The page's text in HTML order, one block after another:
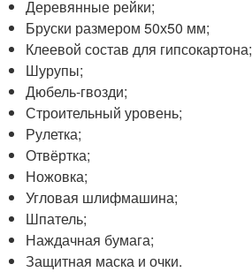
Деревянные рейки;
Бруски размером 50х50 мм;
Клеевой состав для гипсокартона;
Шурупы;
Дюбель-гвозди;
Строительный уровень;
Рулетка;
Отвёртка;
Ножовка;
Угловая шлифмашина;
Шпатель;
Наждачная бумага;
Защитная маска и очки.